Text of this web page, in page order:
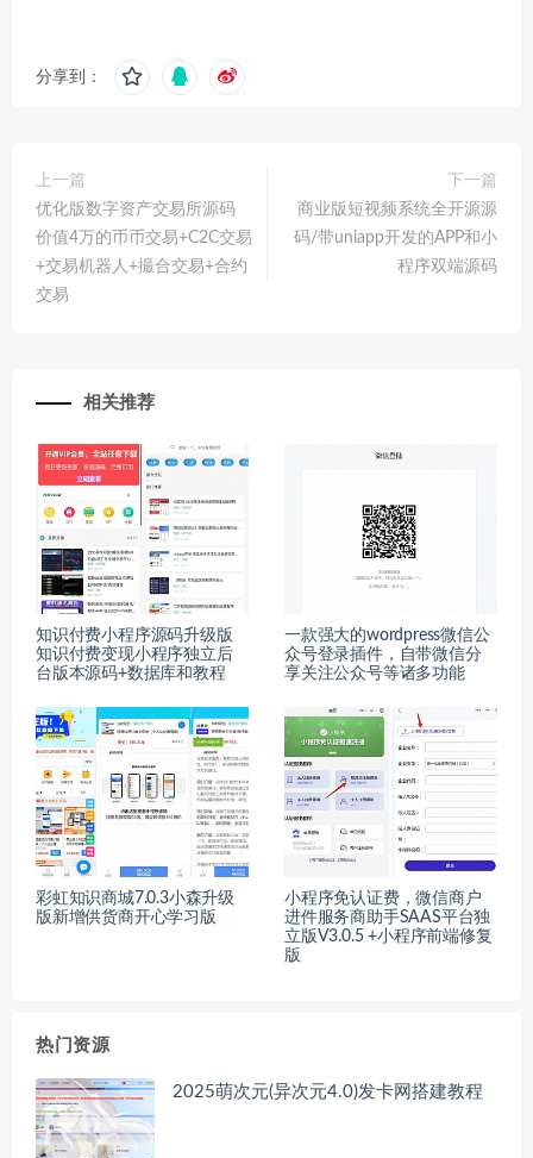
分享到：
上一篇
优化版数字资产交易所源码
价值4万的币币交易+C2C交易
+交易机器人+撮合交易+合约
交易
下一篇
商业版短视频系统全开源源
码/带uniapp开发的APP和小
程序双端源码
相关推荐
知识付费小程序源码升级版
知识付费变现小程序独立后
台版本源码+数据库和教程
一款强大的wordpress微信公
众号登录插件，自带微信分
享关注公众号等诸多功能
彩虹知识商城7.0.3小森升级
版新增供货商开心学习版
小程序免认证费，微信商户
进件服务商助手SAAS平台独
立版V3.0.5 +小程序前端修复
版
热门资源
2025萌次元(异次元4.0)发卡网搭建教程